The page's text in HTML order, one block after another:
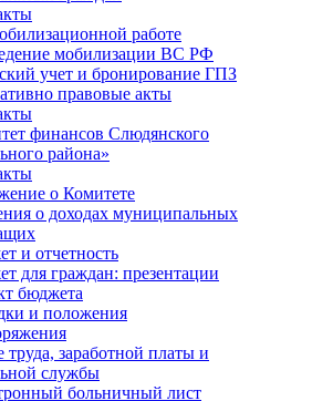
работе
мобилизации ВС РФ
учет и бронирование ГПЗ
правовые акты
финансов Слюдянского
района»
о Комитете
о доходах муниципальных
и отчетность
для граждан: презентации
бюджета
и положения
труда, заработной платы и
службы
больничный лист